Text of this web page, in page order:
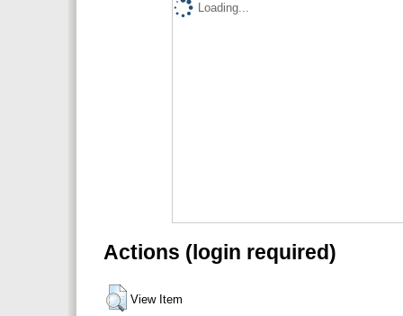
Loading...
Actions (login required)
View Item